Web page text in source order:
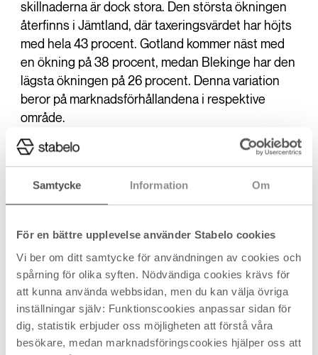
Samtycke Information Om
För en bättre upplevelse använder Stabelo cookies
Vi ber om ditt samtycke för användningen av cookies och
spårning för olika syften. Nödvändiga cookies krävs för
att kunna använda webbsidan, men du kan välja övriga
inställningar själv: Funktionscookies anpassar sidan för
dig, statistik erbjuder oss möjligheten att förstå våra
besökare, medan marknadsföringscookies hjälper oss att
skillnaderna är dock stora. Den största ökningen
återfinns i Jämtland, där taxeringsvärdet har höjts
med hela 43 procent. Gotland kommer näst med
en ökning på 38 procent, medan Blekinge har den
lägsta ökningen på 26 procent. Denna variation
beror på marknadsförhållandena i respektive
område.
Nytt för i år: påverkan av vindkraftverk
En intressant nyhet för i år är möjligheten för de
som bor nära vindkraftverk att ansöka om sänkt
både för dem som bor inom 500 meter och i vissa
fall även inom 1000 meter från ett vindkraftverk.
Nära närheten till vindkraftverk kan påverka
fastighetens försäljningsvärde, och därför har
Skatteverket börjat ta hänsyn till detta när de
fastställer taxeringsvärden.